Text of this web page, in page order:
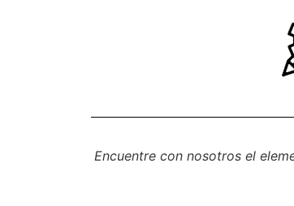
Encuentre con nosotros el